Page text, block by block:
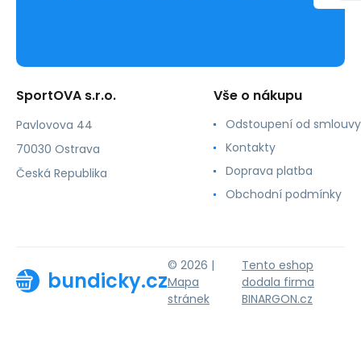
SportOVA s.r.o.
Pavlovova 44
70030 Ostrava
Česká Republika
Vše o nákupu
Odstoupení od smlouvy
Kontakty
Doprava platba
Obchodní podmínky
bundicky.cz
© 2026 |
Mapa
stránek
Tento eshop
dodala firma
BINARGON.cz